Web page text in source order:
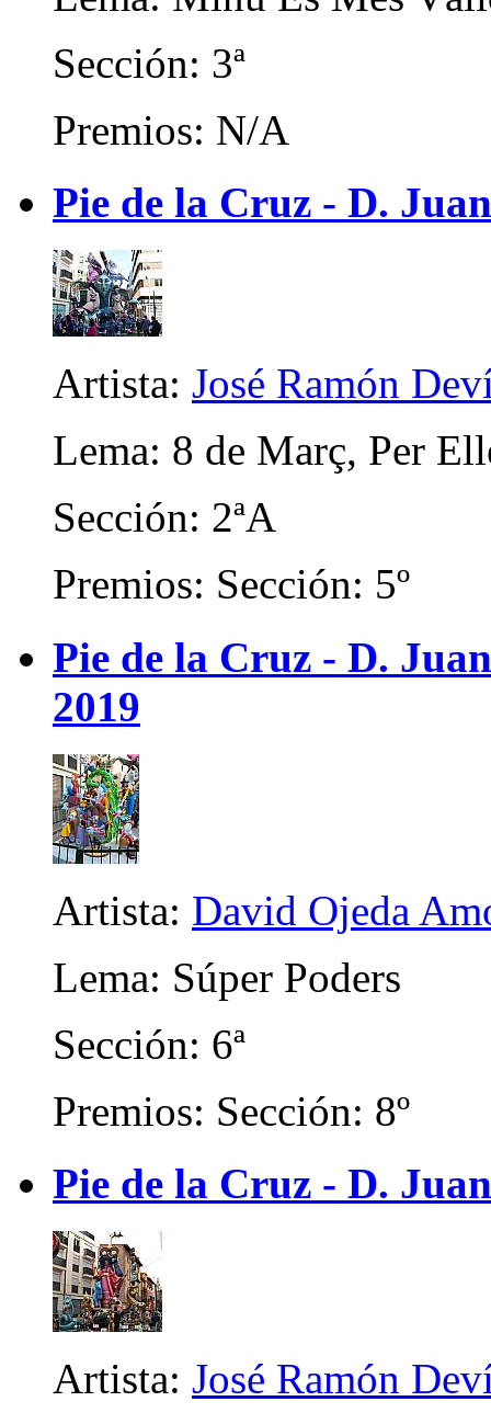
Sección: 3ª
Premios: N/A
Pie de la Cruz - D.
Artista: José Ramón
Lema: 8 de Març, Per
Sección: 2ªA
Premios: Sección: 5º
Pie de la Cruz - D.
2019
Artista: David Ojeda
Lema: Súper Poders
Sección: 6ª
Premios: Sección: 8º
Pie de la Cruz - D.
Artista: José Ramón